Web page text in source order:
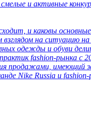
и активные
и каковы
взглядом на ситуацию
одежды и обуви
fashion-рынка с
продажами, имеющий
Nike Russia и fashion-